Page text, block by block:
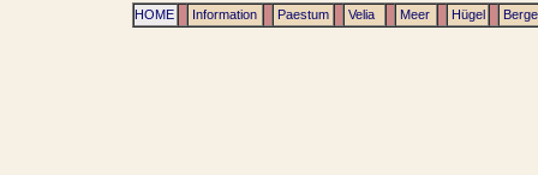
HOME Information Paestum Velia Meer Hügel Berge